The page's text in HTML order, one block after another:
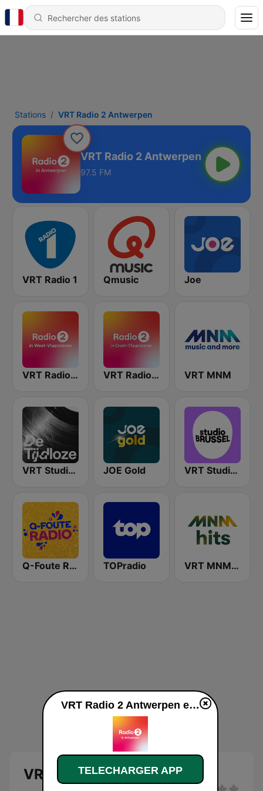
Stations VRT Radio 2 Antwerpen
VRT Radio 2 Antwerpen
97.5 FM
VRT Radio 1 Qmusic Joe
VRT Radio 2 West-Vlaanderen VRT Radio 2 Oost-Vlaanderen VRT MNM
VRT Studio Brussel - De Tijdloze JOE Gold VRT Studio Brussel
Q-Foute Radio TOPradio VRT MNM Hits
VRT Radio 2 Antwerpen
VRT Radio 2 Antwerpen en ligne
TELECHARGER APP